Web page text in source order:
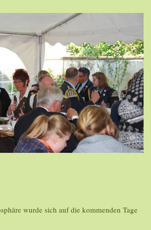
wurde sich auf die kommenden Tage